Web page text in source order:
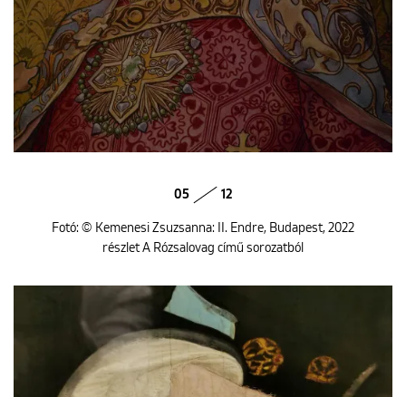
05 12
Fotó: © Kemenesi Zsuzsanna: II. Endre, Budapest, 2022
részlet A Rózsalovag című sorozatból